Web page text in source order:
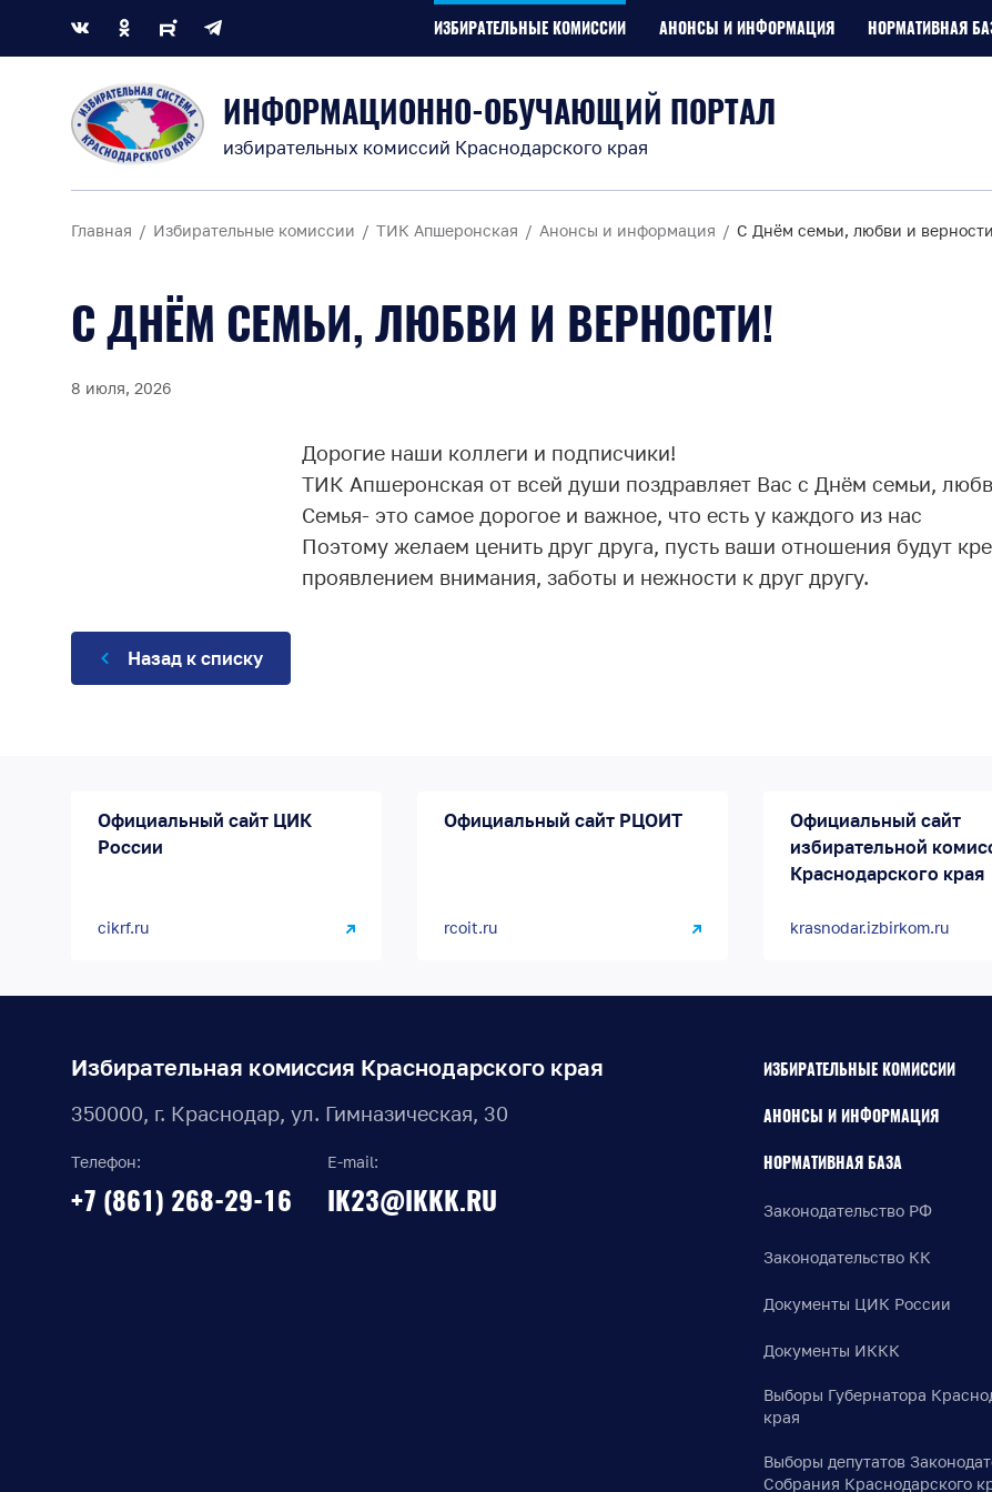
ИЗБИРАТЕЛЬНЫЕ КОМИССИИ АНОНСЫ И ИНФОРМАЦИЯ НОРМАТИВНАЯ
ИНФОРМАЦИОННО-ОБУЧАЮЩИЙ ПОРТАЛ
избирательных комиссий Краснодарского края
Главная Избирательные комиссии ТИК Апшеронская Анонсы и информация С Днём семьи, любви и
С ДНЁМ СЕМЬИ, ЛЮБВИ И ВЕРНОСТИ!
8 июля, 2026
Дорогие наши коллеги и подписчики!
ТИК Апшеронская от всей души поздравляет Вас с Днём семьи,
Семья- это самое дорогое и важное, что есть у каждого из нас
Поэтому желаем ценить друг друга, пусть ваши отношения будут
проявлением внимания, заботы и нежности к друг другу.
Назад к списку
Официальный сайт ЦИК
России
cikrf.ru
Официальный сайт РЦОИТ
rcoit.ru
Официальный сайт
избирательной
Краснодарского края
krasnodar.izbirkom.ru
Избирательная комиссия Краснодарского края
350000, г. Краснодар, ул. Гимназическая, 30
Телефон:
+7 (861) 268-29-16
E-mail:
IK23@IKKK.RU
ИЗБИРАТЕЛЬНЫЕ КОМИССИИ
АНОНСЫ И ИНФОРМАЦИЯ
НОРМАТИВНАЯ БАЗА
Законодательство РФ
Законодательство КК
Документы ЦИК России
Документы ИККК
Выборы Губернатора
края
Выборы депутатов
Собрания Краснодарского